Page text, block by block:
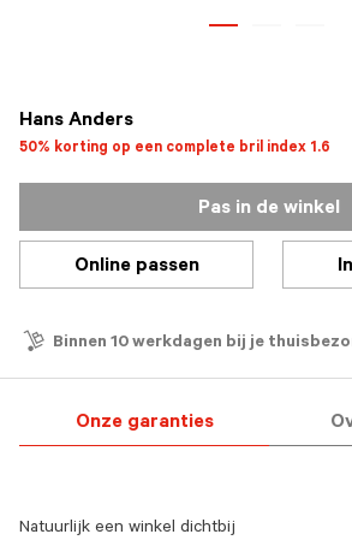
Hans Anders
50% korting op een complete bril index 1.6
Pas in de winkel
Online passen
Binnen 10 werkdagen bij je
Onze garanties
Natuurlijk een winkel dichtbij